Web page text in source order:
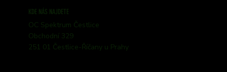
KDE NÁS NAJDETE
OC Spektrum Čestlice
Obchodní 329
251 01 Čestlice-Říčany u Prahy